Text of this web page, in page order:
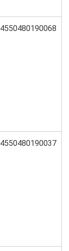
4550480190068
4550480190037